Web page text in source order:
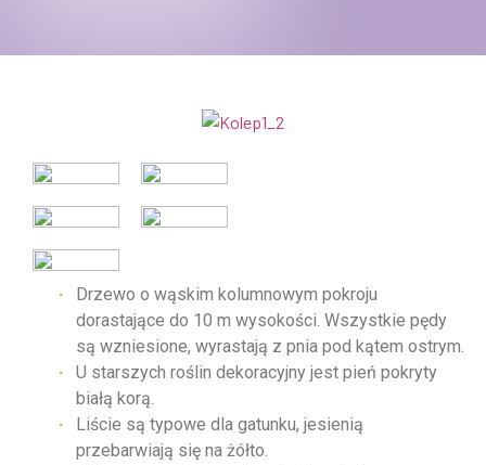
Drzewo o wąskim kolumnowym pokroju
dorastające do 10 m wysokości. Wszystkie pędy
są wzniesione, wyrastają z pnia pod kątem ostrym.
U starszych roślin dekoracyjny jest pień pokryty
białą korą.
Liście są typowe dla gatunku, jesienią
przebarwiają się na żółto.